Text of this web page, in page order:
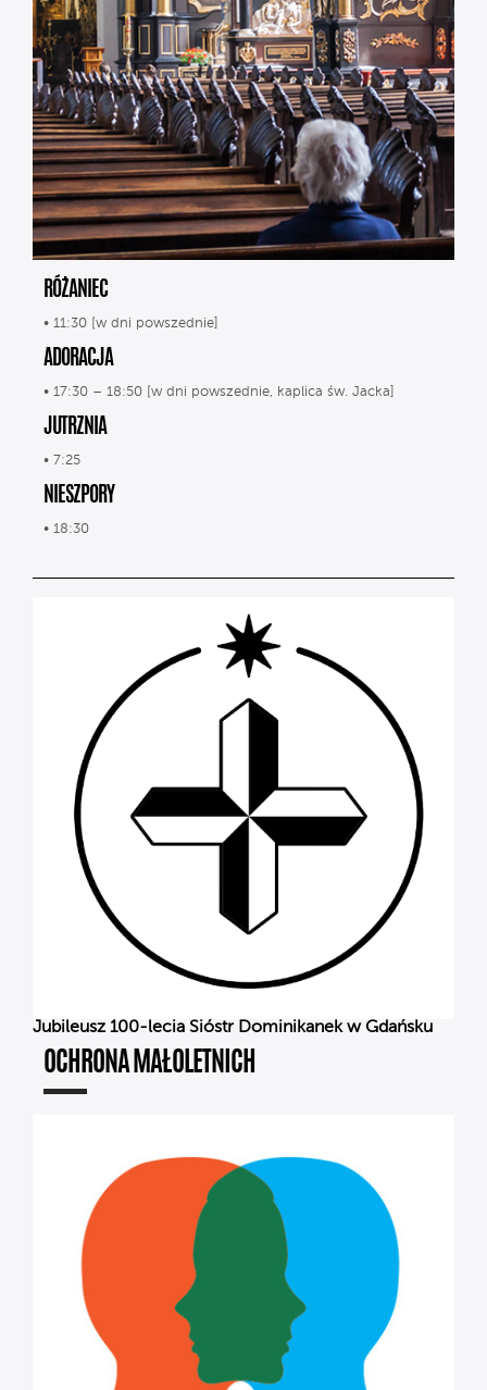
RÓŻANIEC
• 11:30 [w dni powszednie]
ADORACJA
• 17:30 – 18:50 [w dni powszednie, kaplica św. Jacka]
JUTRZNIA
• 7:25
NIESZPORY
• 18:30
Jubileusz 100-lecia Sióstr Dominikanek w Gdańsku
OCHRONA MAŁOLETNICH